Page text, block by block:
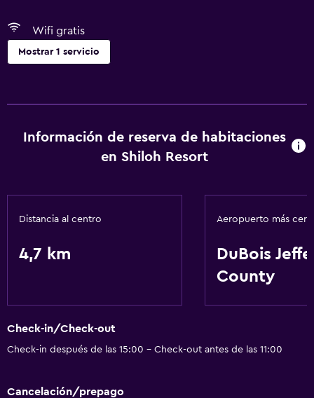
Wifi gratis
Mostrar 1 servicio
Wifi gratis
Información de reserva de habitaciones
en Shiloh Resort
Distancia al centro
4,7 km
Aeropuerto más
DuBois
County
Check-in/Check-out
Check-in después de las 15:00 - Check-out antes de las 11:00
Cancelación/prepago